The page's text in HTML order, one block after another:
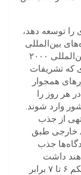
توسعه دهد،
بین‌المللی
اگر برای هر پرواز بین‌المللی ۲۰۰۰
که تشریفات
همجوار
در هر روز را
وارد شوند.
منتهی از جذب
خارجی طبق
جذب
سفری دوباره به کشورمان داشته باشند و دستکم ۶ تا ۷ برابر